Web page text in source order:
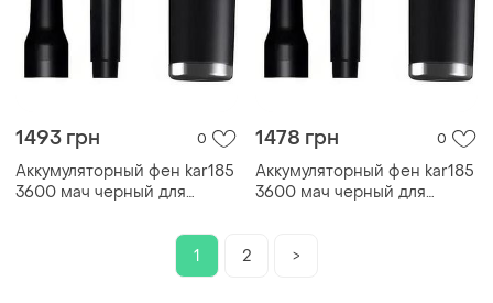
1493 грн 0
Аккумуляторный фен kar185
3600 мач черный для
портативный фен type-c с
1478 грн 0
Аккумуляторный фен kar185
3600 мач черный для
1 2 >